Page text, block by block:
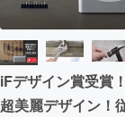
iFデザイン賞受賞
超美麗デザイン！